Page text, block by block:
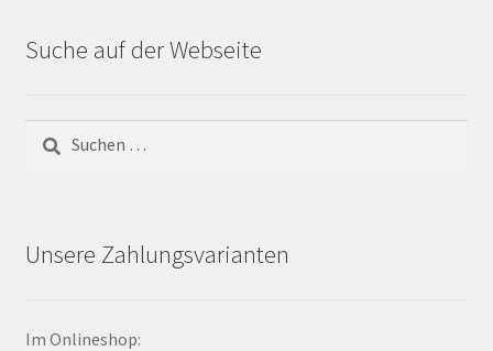
Suche auf der Webseite
Suchen
nach:
Unsere Zahlungsvarianten
Im Onlineshop: